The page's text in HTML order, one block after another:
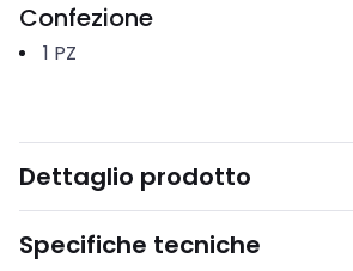
Confezione
1 PZ
Dettaglio prodotto
Specifiche tecniche